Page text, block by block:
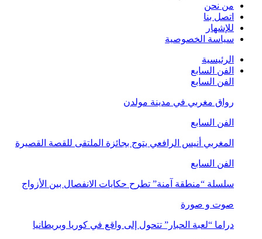
من نحن
اتصل بنا
للإشهار
سياسة الخصوصية
الرئيسية
الفن السابع
الفن السابع
رواق مغربي في مدينة مولدن
الفن السابع
المغربي أنيس الرافعي يتوج بجائزة الملتقى للقصة القصيرة
الفن السابع
سلسلة “منطقة آمنة” تطرح حكايات الانفصال بين الأزواج
صوت و صورة
دراما “لعبة الحبار” تتحول إلى واقع في كوريا وبريطانيا